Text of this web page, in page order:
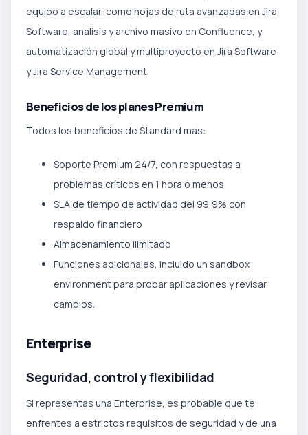
equipo a escalar, como hojas de ruta avanzadas en Jira
Software, análisis y archivo masivo en Confluence, y
automatización global y multiproyecto en Jira Software
y Jira Service Management.
Beneficios de los planes Premium
Todos los beneficios de Standard más:
Soporte Premium 24/7, con respuestas a
problemas críticos en 1 hora o menos
SLA de tiempo de actividad del 99,9% con
respaldo financiero
Almacenamiento ilimitado
Funciones adicionales, incluido un sandbox
environment para probar aplicaciones y revisar
cambios.
Enterprise
Seguridad, control y flexibilidad
Si representas una Enterprise, es probable que te
enfrentes a estrictos requisitos de seguridad y de una